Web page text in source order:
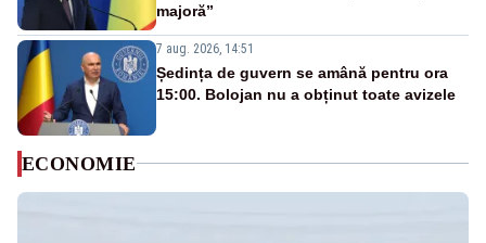
majoră”
7 aug. 2026, 14:51
Ședința de guvern se amână pentru ora
15:00. Bolojan nu a obținut toate avizele
ECONOMIE